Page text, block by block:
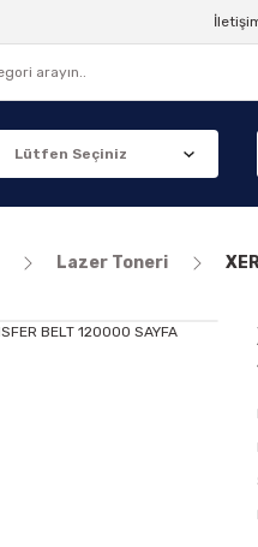
Lazer Toneri